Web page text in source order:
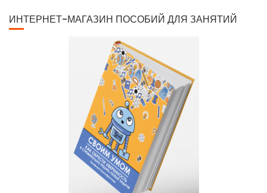
ИНТЕРНЕТ-МАГАЗИН ПОСОБИЙ ДЛЯ ЗАНЯТИЙ